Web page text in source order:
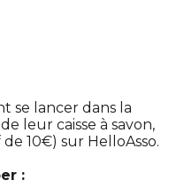
se lancer dans la
leur caisse à savon,
de 10€) sur HelloAsso.
: